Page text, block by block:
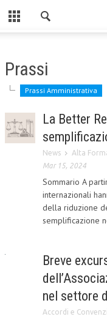
CHI SIAMO
CONTATTI
CENTRO STUDI
ATTO COSTITUTIVO E
OBIETTIVI
CORSI CE.S.E.D.
ARCHIVIO CORSI
Prassi
Prassi Amministrativa
La Better
News Alta
Mar 15, 2024
Sommario A
internazionali
della riduzione
semplificazione
Breve
nel settore
Accordi e